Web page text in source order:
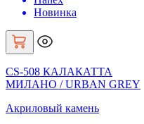
Новинка
CS-508 КАЛАКАТТА
МИЛАНО / URBAN GREY
Акриловый камень